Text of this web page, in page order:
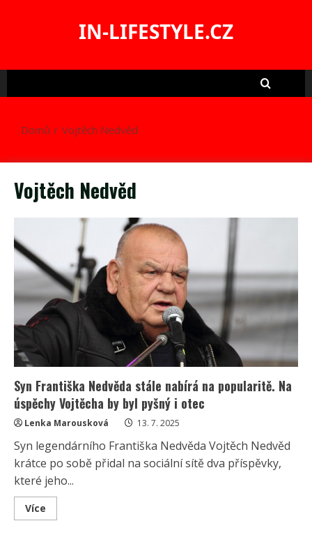
IN-LIFESTYLE.CZ
Domů Vojtěch Nedvěd
Vojtěch Nedvěd
Syn Františka Nedvěda stále nabírá na popularitě. Na
úspěchy Vojtěcha by byl pyšný i otec
Lenka Marousková 13. 7. 2025
Syn legendárního Františka Nedvěda Vojtěch Nedvěd
krátce po sobě přidal na sociální sítě dva příspěvky,
které jeho...
Více
more